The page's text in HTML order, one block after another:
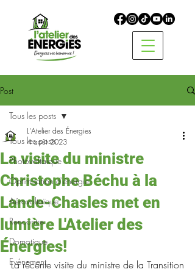
Post
Tous les posts
Photovoltaïque
Optimisation d'énergie
Aérovoltaïque
Rencontre
Domotique
Evénement
Tous les posts
La visite du ministre
Christophe Béchu à la
Lande-Chasles met en
lumière L'Atelier des
Énergies!
L'Atelier des Énergies
4 août 2023
La récente visite du ministre de la Transition